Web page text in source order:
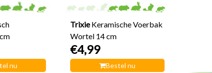
nu
TrixieKeramische Voerbak
Wortel 14 cm
€4,99
Bestel nu